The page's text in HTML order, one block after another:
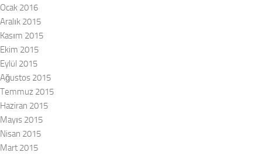
Ocak 2016
Aralık 2015
Kasım 2015
Ekim 2015
Eylül 2015
Ağustos 2015
Temmuz 2015
Haziran 2015
Mayıs 2015
Nisan 2015
Mart 2015